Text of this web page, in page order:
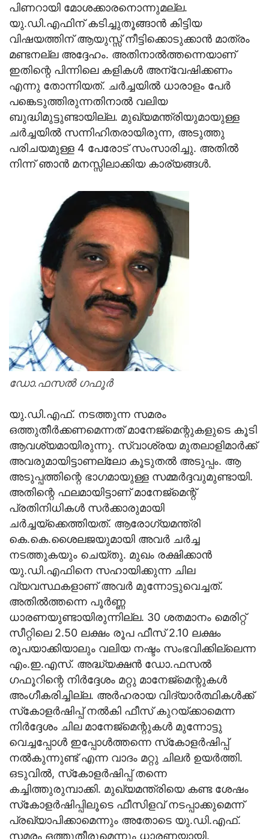
പിണറായി മോശക്കാരനൊന്നുമല്ല.
യു.ഡി.എഫിന് കടിച്ചുതൂങ്ങാന്‍ കിട്ടിയ
വിഷയത്തിന് ആയുസ്സ് നീട്ടിക്കൊടുക്കാന്‍ മാത്രം
മണ്ടനല്ല അദ്ദേഹം. അതിനാല്‍ത്തന്നെയാണ്
ഇതിന്റെ പിന്നിലെ കളികള്‍ അന്വേഷിക്കണം
എന്നു തോന്നിയത്. ചര്‍ച്ചയില്‍ ധാരാളം പേര്‍
പങ്കെടുത്തിരുന്നതിനാല്‍ വലിയ
ബുദ്ധിമുട്ടുണ്ടായില്ല. മുഖ്യമന്ത്രിയുമായുള്ള
ചര്‍ച്ചയില്‍ സന്നിഹിതരായിരുന്ന, അടുത്തു
പരിചയമുള്ള 4 പേരോട് സംസാരിച്ചു. അതില്‍
നിന്ന് ഞാന്‍ മനസ്സിലാക്കിയ കാര്യങ്ങള്‍.
ഡോ.ഫസല്‍ ഗഫൂര്‍
യു.ഡി.എഫ്. നടത്തുന്ന സമരം
ഒത്തുതീര്‍ക്കണമെന്നത് മാനേജ്‌മെന്റുകളുടെ കൂടി
ആവശ്യമായിരുന്നു. സ്വാശ്രയ മുതലാളിമാര്‍ക്ക്
അവരുമായിട്ടാണല്ലോ കൂടുതല്‍ അടുപ്പം. ആ
അടുപ്പത്തിന്റെ ഭാഗമായുള്ള സമ്മര്‍ദ്ദവുമുണ്ടായി.
അതിന്റെ ഫലമായിട്ടാണ് മാനേജ്‌മെന്റ്
പ്രതിനിധികള്‍ സര്‍ക്കാരുമായി
ചര്‍ച്ചയ്‌ക്കെത്തിയത്. ആരോഗ്യമന്ത്രി
കെ.കെ.ശൈലജയുമായി അവര്‍ ചര്‍ച്ച
നടത്തുകയും ചെയ്തു. മുഖം രക്ഷിക്കാന്‍
യു.ഡി.എഫിനെ സഹായിക്കുന്ന ചില
വ്യവസ്ഥകളാണ് അവര്‍ മുന്നോട്ടുവെച്ചത്.
അതില്‍ത്തന്നെ പൂര്‍ണ്ണ
ധാരണയുണ്ടായിരുന്നില്ല. 30 ശതമാനം മെരിറ്റ്
സീറ്റിലെ 2.50 ലക്ഷം രൂപ ഫീസ് 2.10 ലക്ഷം
രൂപയാക്കിയാലും വലിയ നഷ്ടം സംഭവിക്കില്ലെന്ന
എം.ഇ.എസ്. അദ്ധ്യക്ഷന്‍ ഡോ.ഫസല്‍
ഗഫൂറിന്റെ നിര്‍ദ്ദേശം മറ്റു മാനേജ്‌മെന്റുകള്‍
അംഗീകരിച്ചില്ല. അര്‍ഹരായ വിദ്യാര്‍ത്ഥികള്‍ക്ക്
സ്‌കോളര്‍ഷിപ്പ് നല്‍കി ഫീസ് കുറയ്ക്കാമെന്ന
നിര്‍ദ്ദേശം ചില മാനേജ്‌മെന്റുകള്‍ മുന്നോട്ടു
വെച്ചപ്പോള്‍ ഇപ്പോള്‍ത്തന്നെ സ്‌കോളര്‍ഷിപ്പ്
നല്‍കുന്നുണ്ട് എന്ന വാദം മറ്റു ചിലര്‍ ഉയര്‍ത്തി.
ഒടുവില്‍, സ്‌കോളര്‍ഷിപ്പ് തന്നെ
കച്ചിത്തുരുമ്പാക്കി. മുഖ്യമന്ത്രിയെ കണ്ട ശേഷം
സ്‌കോളര്‍ഷിപ്പിലൂടെ ഫീസിളവ് നടപ്പാക്കുമെന്ന്
പ്രഖ്യാപിക്കാമെന്നും അതോടെ യു.ഡി.എഫ്.
സമരം ഒത്തുതീരുമെന്നും ധാരണയായി.